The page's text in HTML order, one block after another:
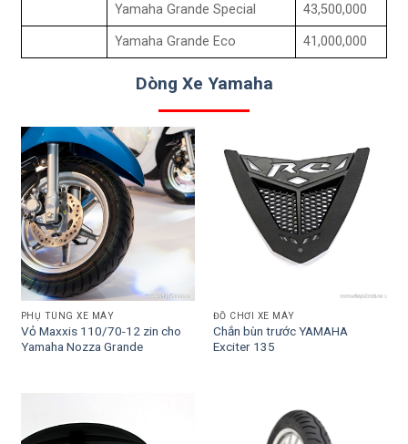
Yamaha Grande Special 43,500,000
Yamaha Grande Eco 41,000,000
Dòng Xe Yamaha
PHỤ TÙNG XE MÁY
Vỏ Maxxis 110/70-12 zin cho
Yamaha Nozza Grande
ĐỒ CHƠI XE MÁY
Chắn bùn trước YAMAHA
Exciter 135